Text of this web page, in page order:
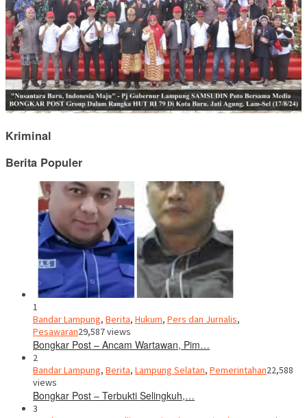
Kriminal
Berita Populer
1
Bandar Lampung, Berita, Hukum, Pers dan Jurnalis,
Pesawaran29,587 views
Bongkar Post – Ancam Wartawan, Pim…
2
Bandar Lampung, Berita, Lampung Selatan, Pemerintahan22,588
views
Bongkar Post – Terbukti Selingkuh,…
3